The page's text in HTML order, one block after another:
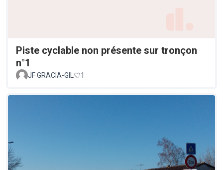
Piste cyclable non présente sur tronçon
n°1
JF GRACIA-GIL 1